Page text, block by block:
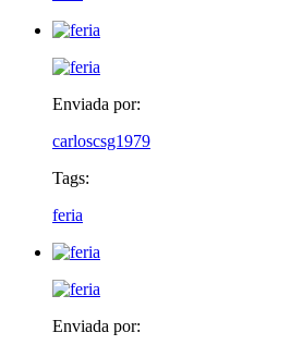
Enviada por:
carloscsg1979
Tags:
feria
Enviada por: